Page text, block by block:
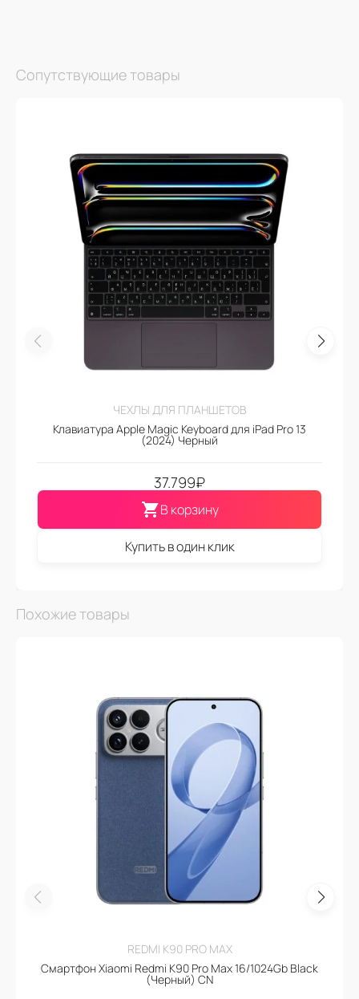
Сопутствующие товары
ЧЕХЛЫ ДЛЯ ПЛАНШЕТОВ
Клавиатура Apple Magic Keyboard для iPad Pro 13
(2024) Черный
37.799₽
В корзину
Купить в один клик
Похожие товары
REDMI K90 PRO MAX
Смартфон Xiaomi Redmi K90 Pro Max 16/1024Gb Black
(Черный) CN